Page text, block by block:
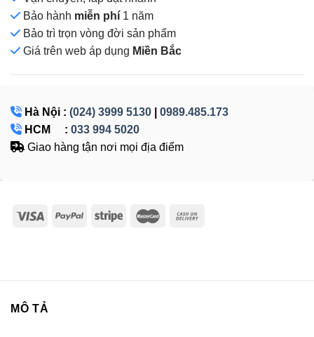
Bảo hành miễn phí 1 năm
Bảo trì trọn vòng đời sản phẩm
Giá trên web áp dụng Miền Bắc
Hà Nội : (024) 3999 5130
0989.485.173
HCM : 033 994 5020
Giao hàng tận nơi mọi địa điểm
MÔ TẢ